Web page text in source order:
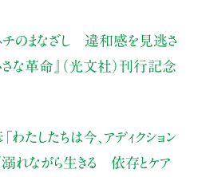
チのまなざし 違和感を見逃さ
さな革命』（光文社）刊行記念
「わたしたちは今、アディクション
溺れながら生きる 依存とケア